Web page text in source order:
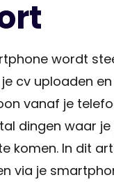
wordt
cv uploaden
vanaf je
dingen waar
komen. In dit
via je